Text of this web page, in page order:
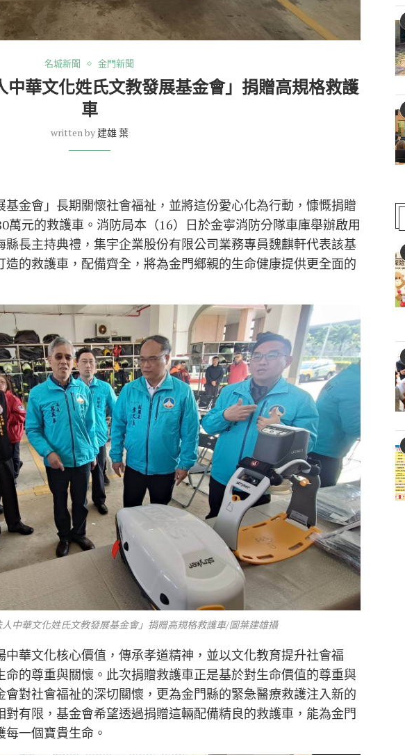
名城新聞 金門新聞
中華文化姓氏文教發展基金會」捐贈高規格救護
車
written by 建雄 葉
基金會」長期關懷社會福祉，並將這份愛心化為行動，慷慨捐贈
萬元的救護車。消防局本（16）日於金寧消防分隊車庫舉辦啟用
長主持典禮，集宇企業股份有限公司業務專員魏麒軒代表該基
的救護車，配備齊全，將為金門鄉親的生命健康提供更全面的
中華文化姓氏文教發展基金會」捐贈高規格救護車/圖葉建雄攝
華文化核心價值，傳承孝道精神，並以文化教育提升社會福
的尊重與關懷。此次捐贈救護車正是基於對生命價值的尊重與
對社會福祉的深切關懷，更為金門縣的緊急醫療救護注入新的
有限，基金會希望透過捐贈這輛配備精良的救護車，能為金門
一個寶貴生命。